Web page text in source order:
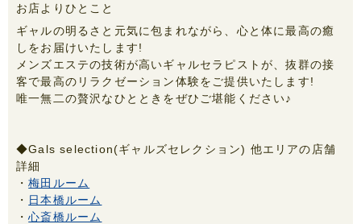
お店よりひとこと
ギャルの明るさと元気に包まれながら、心と体に最高の癒
しをお届けいたします!
メンズエステの技術が高いギャルセラピストが、抜群の接
客で最高のリラクゼーション体験をご提供いたします!
唯一無二の贅沢なひとときをぜひご堪能ください♪
◆Gals selection(ギャルズセレクション) 他エリアの店舗
詳細
・梅田ルーム
・ 日本橋ルーム
・心斎橋ルーム